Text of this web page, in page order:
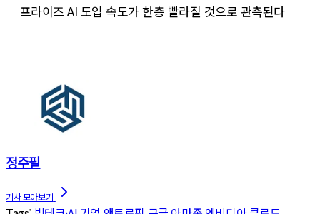
프라이즈 AI 도입 속도가 한층 빨라질 것으로 관측된다
정주필